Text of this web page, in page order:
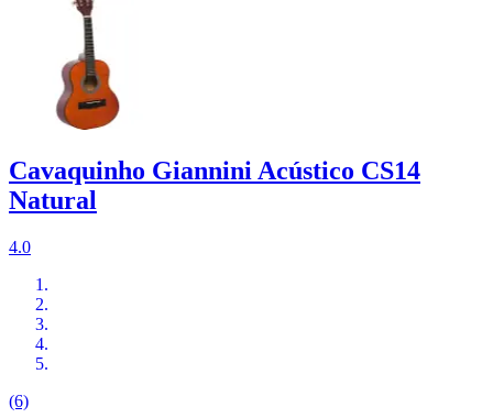
Cavaquinho Giannini Acústico CS14
Natural
4.0
(6)